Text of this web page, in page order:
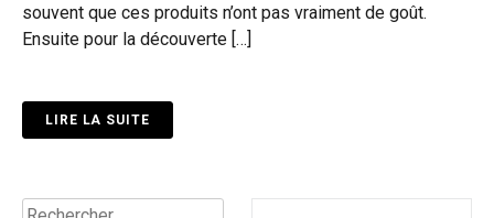
souvent que ces produits n’ont pas vraiment de goût.
Ensuite pour la découverte […]
LIRE LA SUITE
Rechercher :